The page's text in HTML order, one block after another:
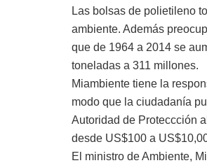
Las bolsas de polietileno
ambiente. Además
que de 1964 a 2014 se
toneladas a 311 millones.
Miambiente tiene la
modo que la ciudadanía
Autoridad de Proteccción
desde US$100 a
El ministro de Ambiente,